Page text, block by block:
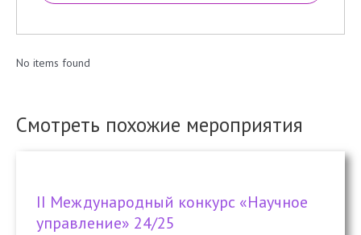
No items found
Смотреть похожие мероприятия
II Международный конкурс «Научное
управление» 24/25